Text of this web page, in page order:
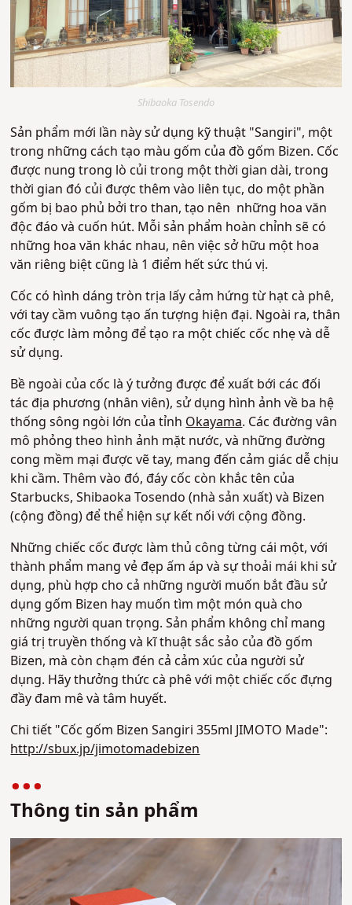
Shibaoka Tosendo
Sản phẩm mới lần này sử dụng kỹ thuật "Sangiri", một
trong những cách tạo màu gốm của đồ gốm Bizen. Cốc
được nung trong lò củi trong một thời gian dài, trong
thời gian đó củi được thêm vào liên tục, do một phần
gốm bị bao phủ bởi tro than, tạo nên những hoa văn
độc đáo và cuốn hút. Mỗi sản phẩm hoàn chỉnh sẽ có
những hoa văn khác nhau, nên việc sở hữu một hoa
văn riêng biệt cũng là 1 điểm hết sức thú vị.
Cốc có hình dáng tròn trịa lấy cảm hứng từ hạt cà phê,
với tay cầm vuông tạo ấn tượng hiện đại. Ngoài ra, thân
cốc được làm mỏng để tạo ra một chiếc cốc nhẹ và dễ
sử dụng.
Bề ngoài của cốc là ý tưởng được để xuất bới các đối
tác địa phương (nhân viên), sử dụng hình ảnh về ba hệ
thống sông ngòi lớn của tỉnh Okayama. Các đường vân
mô phỏng theo hình ảnh mặt nước, và những đường
cong mềm mại được vẽ tay, mang đến cảm giác dễ chịu
khi cầm. Thêm vào đó, đáy cốc còn khắc tên của
Starbucks, Shibaoka Tosendo (nhà sản xuất) và Bizen
(cộng đồng) để thể hiện sự kết nối với cộng đồng.
Những chiếc cốc được làm thủ công từng cái một, với
thành phẩm mang vẻ đẹp ấm áp và sự thoải mái khi sử
dụng, phù hợp cho cả những người muốn bắt đầu sử
dụng gốm Bizen hay muốn tìm một món quà cho
những người quan trọng. Sản phẩm không chỉ mang
giá trị truyền thống và kĩ thuật sắc sảo của đồ gốm
Bizen, mà còn chạm đén cả cảm xúc của người sử
dụng. Hãy thưởng thức cà phê với một chiếc cốc đựng
đầy đam mê và tâm huyết.
Chi tiết "Cốc gốm Bizen Sangiri 355ml JIMOTO Made":
http://sbux.jp/jimotomadebizen
Thông tin sản phẩm